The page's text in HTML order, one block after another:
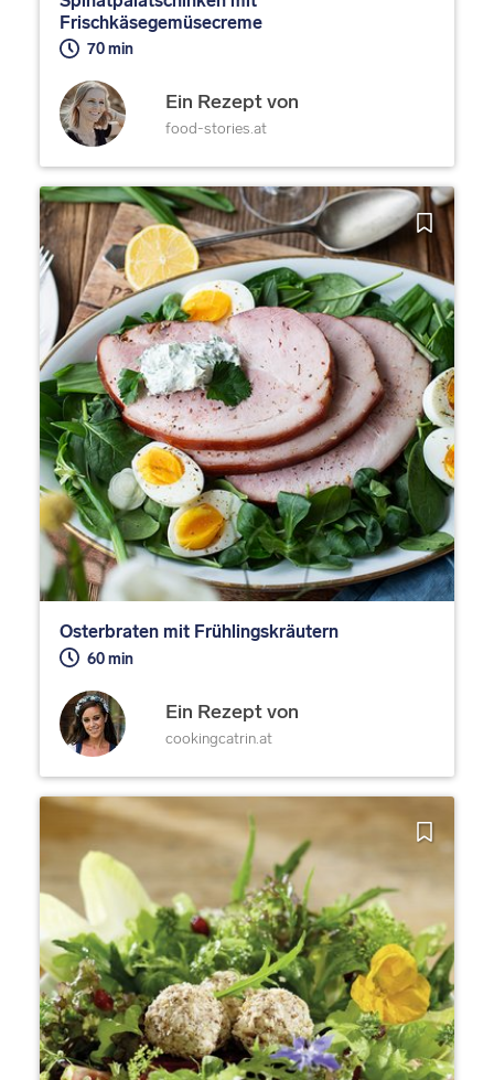
Frischkäsegemüsecreme
70 min
Ein Rezept von
food-stories.at
Osterbraten mit Frühlingskräutern
60 min
Ein Rezept von
cookingcatrin.at